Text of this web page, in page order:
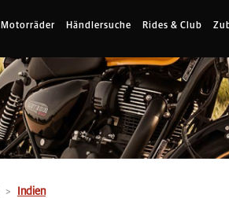
Motorräder Händlersuche Rides & Club
Indien